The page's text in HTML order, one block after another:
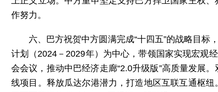
作努力。
六、巴方祝贺中方圆满完成“十四五”的战略目标
计划（2024－2029年）为中心，带领国家实现宏观
会会议，推动中巴经济走廊“2.0升级版”高质量发展
线项目。释放瓜达尔港潜力，打造地区互联互通枢